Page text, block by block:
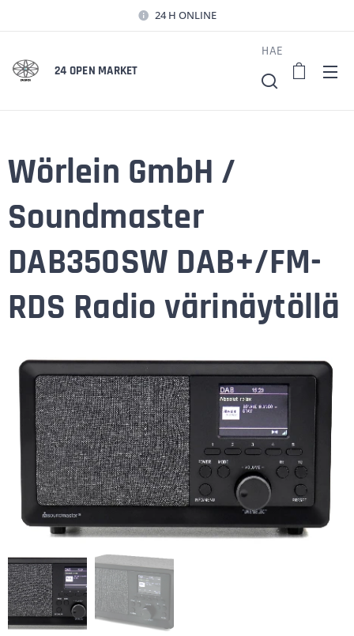
24 H ONLINE
24 OPEN MARKET
HAE
Wörlein GmbH /
Soundmaster
DAB350SW DAB+/FM-
RDS Radio värinäytöllä